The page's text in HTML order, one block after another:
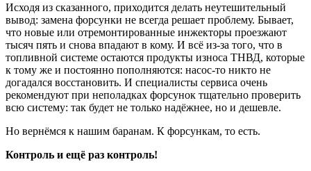
Исходя из сказанного, приходится делать неутешительный
вывод: замена форсунки не всегда решает проблему. Бывает,
что новые или отремонтированные инжекторы проезжают
тысяч пять и снова впадают в кому. И всё из-за того, что в
топливной системе остаются продукты износа ТНВД, которые
к тому же и постоянно пополняются: насос-то никто не
догадался восстановить. И специалисты сервиса очень
рекомендуют при неполадках форсунок тщательно проверить
всю систему: так будет не только надёжнее, но и дешевле.
Но вернёмся к нашим баранам. К форсункам, то есть.
Контроль и ещё раз контроль!